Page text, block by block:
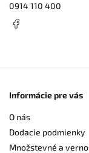
0914 110 400
Informácie pre vás
O nás
Dodacie podmienky
Množstevné a